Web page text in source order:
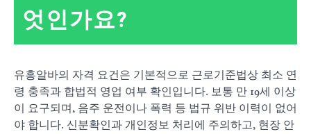
엇인가요?
유흥알바의 자격 요건은 기본적으로 근로기준법상 최소 연
령 충족과 합법적 영업 여부 확인입니다. 보통 만 19세 이상
이 요구되며, 음주 운전이나 폭력 등 법규 위반 이력이 없어
야 합니다. 신분확인과 개인정보 처리에 주의하고, 현장 안